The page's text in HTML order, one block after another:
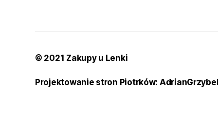
© 2021 Zakupy u Lenki
Projektowanie stron Piotrków: